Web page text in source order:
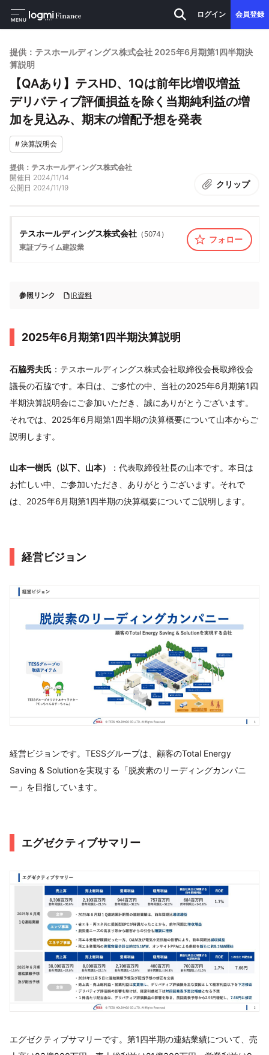
MENU
ログイン 会員登録
提供：テスホールディングス株式会社 2025年6月期第1四半期決
算説明
【QAあり】テスHD、1Qは前年比増収増益
デリバティブ評価損益を除く当期純利益の増
加を見込み、期末の増配予想を発表
#決算説明会
提供：テスホールディングス株式会社
開催日 2024/11/14
公開日 2024/11/19 クリップ
テスホールディングス株式会社 （ 5074 ）
東証プライム建設業
フォロー
参照リンク IR資料
2025年6月期第1四半期決算説明
石脇秀夫氏 ：テスホールディングス株式会社取締役会長取締役会
議長の石脇です。本日は、ご多忙の中、当社の2025年6月期第1四
半期決算説明会にご参加いただき、誠にありがとうございます。
それでは、2025年6月期第1四半期の決算概要について山本からご
説明します。
山本一樹氏（以下、山本）
：代表取締役社長の山本です。本日は
お忙しい中、ご参加いただき、ありがとうございます。それで
は、2025年6月期第1四半期の決算概要についてご説明します。
経営ビジョン
経営ビジョンです。TESSグループは、顧客のTotal Energy
Saving & Solutionを実現する「脱炭素のリーディングカンパニ
ー」を目指しています。
エグゼクティブサマリー
エグゼクティブサマリーです。第1四半期の連結業績について、売